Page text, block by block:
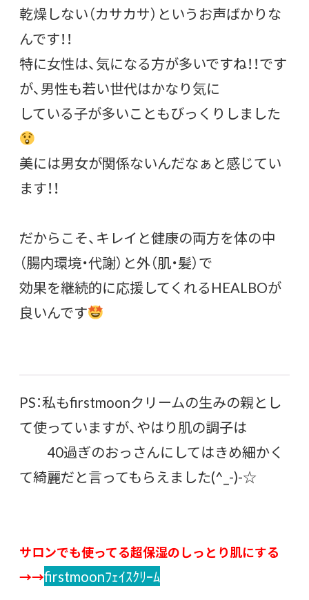
乾燥しない（カサカサ）というお声ばかりな
んです！！
特に女性は、気になる方が多いですね！！です
が、男性も若い世代はかなり気に
している子が多いこともびっくりしました
美には男女が関係ないんだなぁと感じてい
ます！！
だからこそ、キレイと健康の両方を体の中
（腸内環境・代謝）と外（肌・髪）で
効果を継続的に応援してくれるHEALBOが
良いんです
PS：私もfirstmoonクリームの生みの親とし
て使っていますが、やはり肌の調子は
40過ぎのおっさんにしてはきめ細かく
て綺麗だと言ってもらえました(^_-)-☆
サロンでも使ってる超保湿のしっとり肌にする
→→firstmoonﾌｪｲｽｸﾘｰﾑ